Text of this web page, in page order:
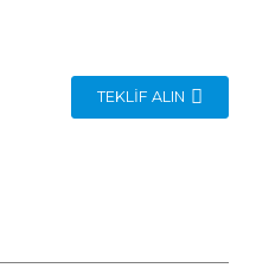
TEKLIF ALIN